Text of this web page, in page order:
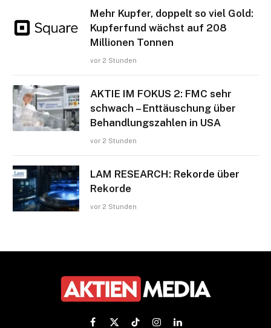
Mehr Kupfer, doppelt so viel Gold:
Kupferfund wächst auf 208
Millionen Tonnen
vor 2 Stunden
AKTIE IM FOKUS 2: FMC sehr
schwach – Enttäuschung über
Behandlungszahlen in USA
vor 2 Stunden
LAM RESEARCH: Rekorde über
Rekorde
vor 2 Stunden